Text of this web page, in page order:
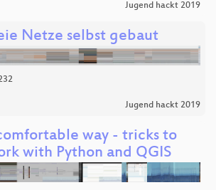
Jugend hackt 2019
Netze selbst gebaut
Jugend hackt 2019
way - tricks to
with Python and QGIS